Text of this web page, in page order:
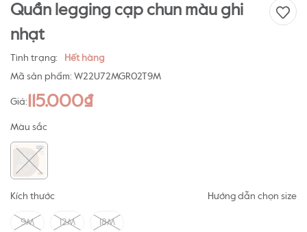
Quần legging cạp chun màu ghi
nhạt
Tình trạng:
Hết hàng
Mã sản phẩm: W22U72MGR02T9M
Giá: 115.000₫
Màu sắc
Kích thước Hướng dẫn chọn size
9M 12M 18M